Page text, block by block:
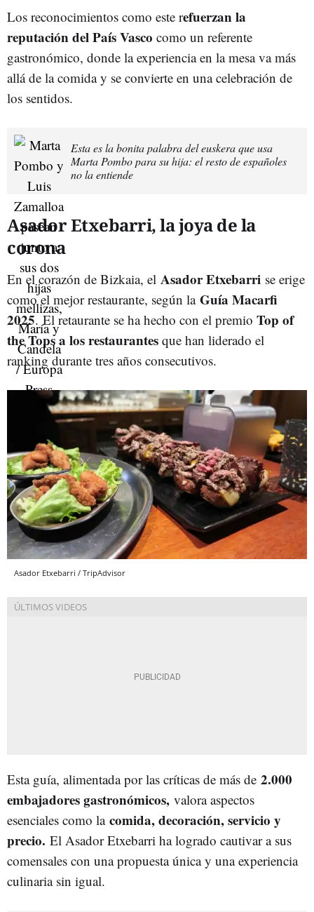
Los reconocimientos como este refuerzan la
reputación del País Vasco como un referente
gastronómico, donde la experiencia en la mesa va más
allá de la comida y se convierte en una celebración de
los sentidos.
Esta es la bonita palabra del euskera que usa
Marta Pombo para su hija: el resto de españoles
no la entiende
Asador Etxebarri, la joya de la
corona
En el corazón de Bizkaia, el Asador Etxebarri se erige
como el mejor restaurante, según la Guía Macarfi
2025. El retaurante se ha hecho con el premio Top of
the Tops a los restaurantes que han liderado el
ranking durante tres años consecutivos.
Asador Etxebarri / TripAdvisor
Esta guía, alimentada por las críticas de más de 2.000
embajadores gastronómicos, valora aspectos
esenciales como la comida, decoración, servicio y
precio. El Asador Etxebarri ha logrado cautivar a sus
comensales con una propuesta única y una experiencia
culinaria sin igual.